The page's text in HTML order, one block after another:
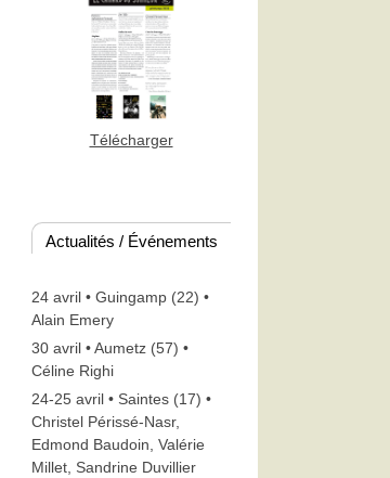
Télécharger
Actualités / Événements
24 avril • Guingamp (22) •
Alain Emery
30 avril • Aumetz (57) •
Céline Righi
24-25 avril • Saintes (17) •
Christel Périssé-Nasr,
Edmond Baudoin, Valérie
Millet, Sandrine Duvillier